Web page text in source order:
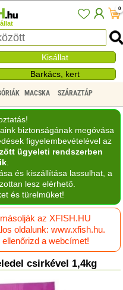
0
Kisállat
Barkács, kert
MACSKA SZÁRAZTÁP
biztonságának megóvása
figyelembevételével az
ügyeleti rendszerben
.
és kiszállítása lassulhat, a
lesz elérhető.
és türelmüket!
az XFISH.HU
oldalunk: www.xfish.hu.
a webcímet!
csirkével 1,4kg